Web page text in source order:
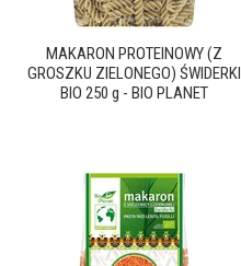
MAKARON PROTEINOWY (Z
GROSZKU ZIELONEGO) ŚWIDERKI
BIO 250 g - BIO PLANET